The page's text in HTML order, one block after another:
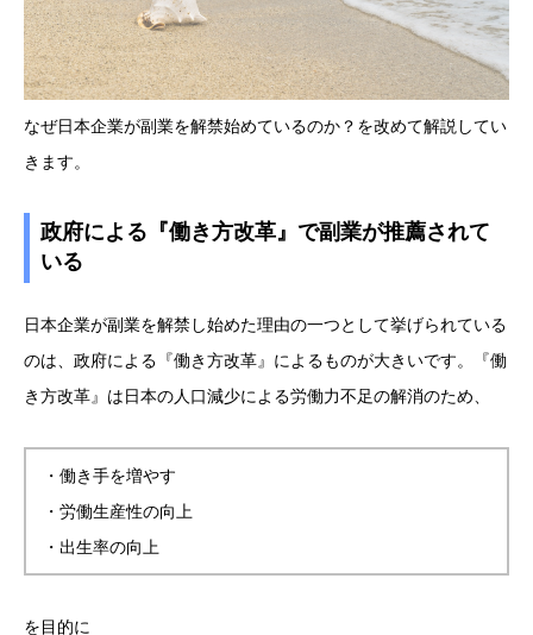
なぜ日本企業が副業を解禁始めているのか？を改めて解説してい
きます。
政府による『働き方改革』で副業が推薦されて
いる
日本企業が副業を解禁し始めた理由の一つとして挙げられている
のは、政府による『働き方改革』によるものが大きいです。『働
き方改革』は日本の人口減少による労働力不足の解消のため、
・働き手を増やす
・労働生産性の向上
・出生率の向上
を目的に